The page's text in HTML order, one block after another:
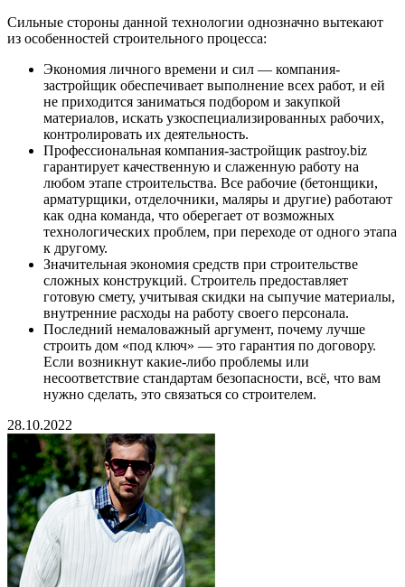
Сильные стороны данной технологии однозначно вытекают
из особенностей строительного процесса:
Экономия личного времени и сил — компания-
застройщик обеспечивает выполнение всех работ, и ей
не приходится заниматься подбором и закупкой
материалов, искать узкоспециализированных рабочих,
контролировать их деятельность.
Профессиональная компания-застройщик pastroy.biz
гарантирует качественную и слаженную работу на
любом этапе строительства. Все рабочие (бетонщики,
арматурщики, отделочники, маляры и другие) работают
как одна команда, что оберегает от возможных
технологических проблем, при переходе от одного этапа
к другому.
Значительная экономия средств при строительстве
сложных конструкций. Строитель предоставляет
готовую смету, учитывая скидки на сыпучие материалы,
внутренние расходы на работу своего персонала.
Последний немаловажный аргумент, почему лучше
строить дом «под ключ» — это гарантия по договору.
Если возникнут какие-либо проблемы или
несоответствие стандартам безопасности, всё, что вам
нужно сделать, это связаться со строителем.
28.10.2022